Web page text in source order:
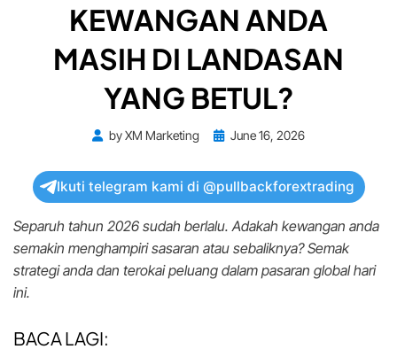
KEWANGAN ANDA
MASIH DI LANDASAN
YANG BETUL?
byXM Marketing
PostedJune 16, 2026
Ikuti telegram kami di @pullbackforextrading
Separuh tahun 2026 sudah berlalu. Adakah kewangan anda
semakin menghampiri sasaran atau sebaliknya? Semak
strategi anda dan terokai peluang dalam pasaran global hari
ini.
BACA LAGI: